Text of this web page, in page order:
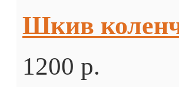
Шкив
1200 p.